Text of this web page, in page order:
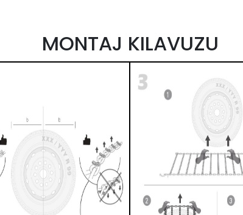
MONTAJ KILAVUZU